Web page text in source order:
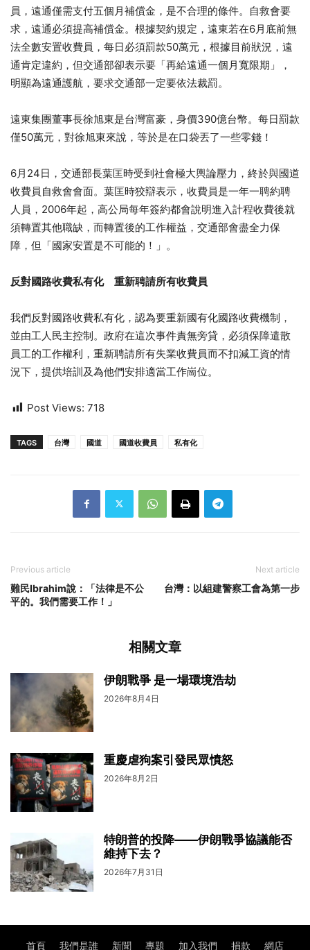
員，遠通僅需支付五個月補償金，是不合理的條件。自救會要
求，遠通必須提高補償金。根據契約規定，遠東若在6月底前無
法全數安置收費員，每日必須罰款50萬元，根據目前狀況，遠
通肯定違約，但交通部卻表示要「再給遠通一個月寬限期」，
明顯為遠通護航，要求交通部一定要依法裁罰。
遠東集團董事長徐旭東是台灣富豪，身價390億台幣。每日罰款
僅50萬元，對徐旭東來說，等於是在口袋丟了一些零錢！
6月24日，交通部長葉匡時受到社會極大輿論壓力，終於與國道
收費員自救會會面。葉匡時狡辯表示，收費員是一年一聘約聘
人員，2006年起，高公局每年簽約都會說明進入計程收費後就
須轉置其他職缺，而轉置後的工作權益，交通部會盡全力保
障，但「國家安置是不可能的！」。
反對國路收費私有化 重新聘請所有收費員
我們反對國路收費私有化，認為要重新國有化國路收費機制，
並由工人民主控制。政府在這次事件責無旁貸，必須保障遣散
員工的工作權利，重新聘請所有失業收費員而不扣減工資的情
況下，提供培訓及為他們安排適當工作崗位。
Post Views: 718
TAGS 台灣 國道 國道收費員 私有化
Previous article
難民Ibrahim說：「法律是不公
平的。我們需要工作！」
Next article
台灣：以組建警察工會為第一步
相關文章
伊朗戰爭 是一場環境浩劫
2026年8月4日
重慶虐狗案引發民眾憤怒
2026年8月2日
特朗普的投降——伊朗戰爭協議能否
維持下去？
2026年7月31日
首頁 我們是誰 新聞 專題 加入我們 捐款 網店